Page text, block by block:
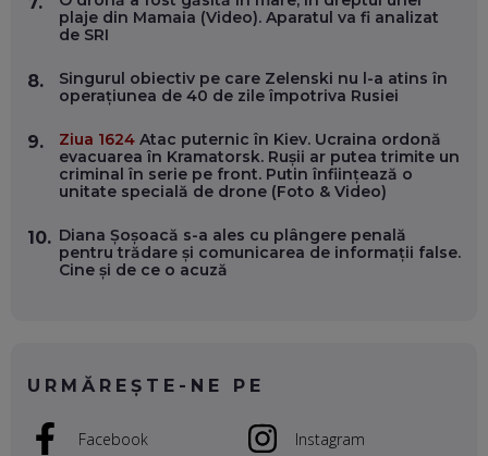
PROCESE, DAR CE FACEM CÂND PICĂ BAZA DE DATE, LA
INSTITUȚIILE STATULUI?
EP. 53
VOICU OPREAN (AROBS): CUM CONSTRUIEȘTI O COMPANIE
GLOBALĂ, FĂRĂ SĂ PIERZI LEGĂTURA CU COMUNITATEA
TA LOCALĂ - ȘI CE SĂ DAI ÎNAPOI
ROBERT GRAUR, FOMO: SPEAKERUL PE SCENĂ, INVITATUL
ÎN SALĂ, DAR ÎNVĂȚĂM UNII DE LA CEILALȚI. VIN JASON
PARTICIPANȚII LA DEZBATERILE DE PE REȚELE SOCIALE
EP. 50
plaje din Mamaia (Video). Aparatul va fi analizat
de SRI
8.
Singurul obiectiv pe care Zelenski nu l-a atins în
operațiunea de 40 de zile împotriva Rusiei
9. Ziua 1624 Atac puternic în Kiev. Ucraina ordonă
evacuarea în Kramatorsk. Rușii ar putea trimite un
criminal în serie pe front. Putin înființează o
unitate specială de drone (Foto & Video)
10. Diana Șoșoacă s-a ales cu plângere penală
pentru trădare și comunicarea de informații false.
Cine și de ce o acuză
URMĂREȘTE-NE PE
Facebook
Instagram